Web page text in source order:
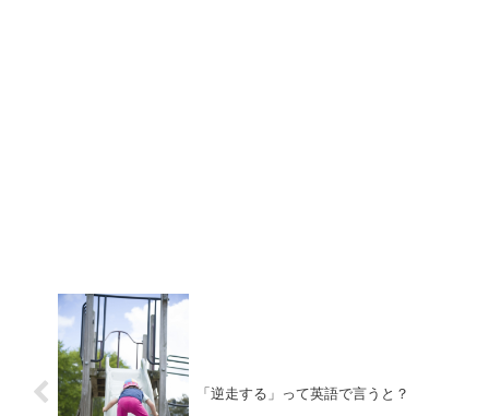
「逆走する」って英語で言うと？